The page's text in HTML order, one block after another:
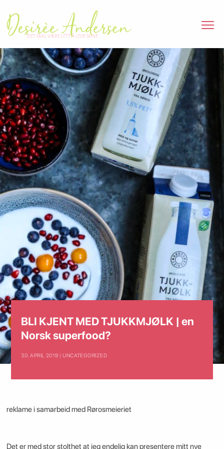
BLI KJENT MED TJUKKMJØLK | en
Norsk superfood?
30. APRIL 2019 | UNCATEGORIZED
reklame i samarbeid med Rørosmeieriet
Det er med stor stolthet at jeg endelig kan presentere mitt nye